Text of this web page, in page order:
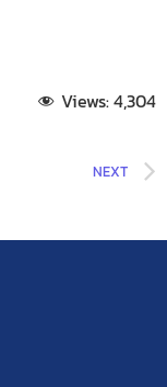
Views:4,304
NEXT